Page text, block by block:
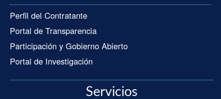
Perfil del Contratante
Portal de Transparencia
Participación y Gobierno Abierto
Portal de Investigación
Servicios